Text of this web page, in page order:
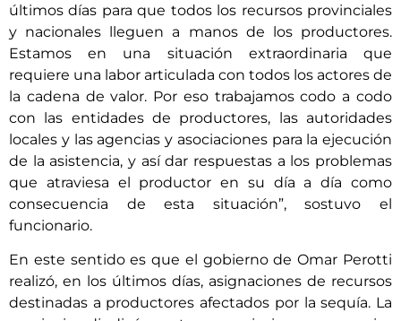
últimos días para que todos los recursos provinciales
y nacionales lleguen a manos de los productores.
Estamos en una situación extraordinaria que
requiere una labor articulada con todos los actores de
la cadena de valor. Por eso trabajamos codo a codo
con las entidades de productores, las autoridades
locales y las agencias y asociaciones para la ejecución
de la asistencia, y así dar respuestas a los problemas
que atraviesa el productor en su día a día como
consecuencia de esta situación”, sostuvo el
funcionario.
En este sentido es que el gobierno de Omar Perotti
realizó, en los últimos días, asignaciones de recursos
destinadas a productores afectados por la sequía. La